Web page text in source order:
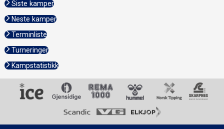
Siste kamper
Neste kamper
Terminliste
Turneringer
Kampstatistikk